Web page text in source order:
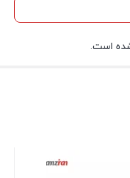
است.